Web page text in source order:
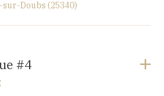
Doubs (25340)
Doubs (25340)
#4